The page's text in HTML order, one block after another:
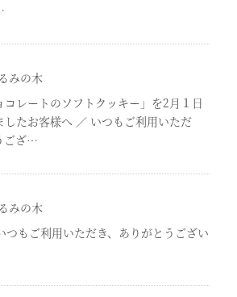
みの木
コレートのソフトクッキー」を2月１日
したお客様へ ／ いつもご利用いただ
ござ…
みの木
つもご利用いただき、ありがとうござい